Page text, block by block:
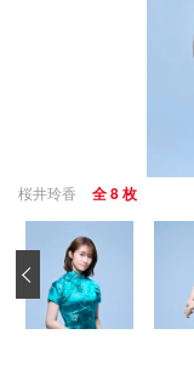
桜井玲香 全 8 枚
‹